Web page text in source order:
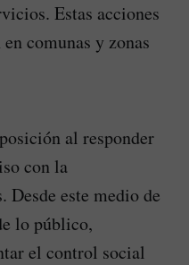
Estas acciones
comunas y zonas
al responder
con la
este medio de
lo público,
el control social